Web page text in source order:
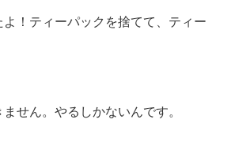
！ティーパックを捨てて、ティー
せん。やるしかないんです。